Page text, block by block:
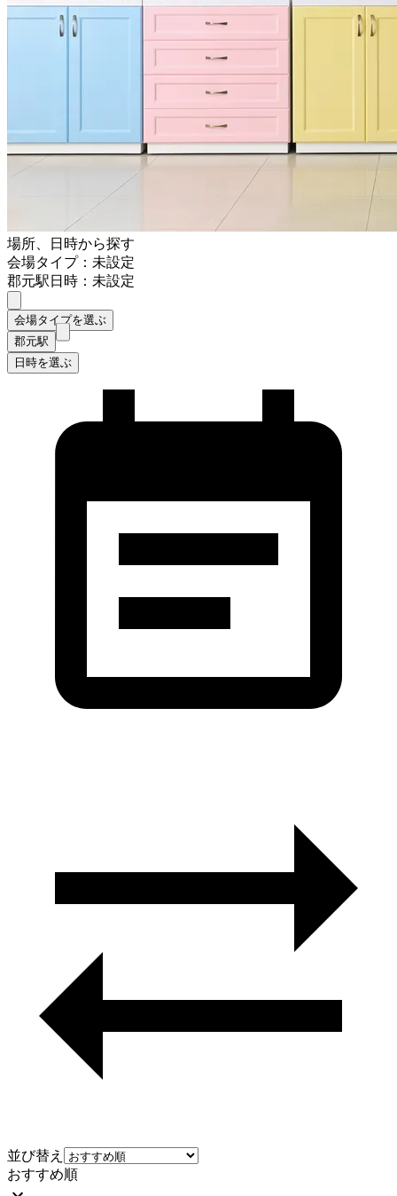
場所、日時から探す
会場タイプ：未設定
郡元駅日時：未設定
会場タイプを選ぶ
郡元駅
日時を選ぶ
並び替え
おすすめ順